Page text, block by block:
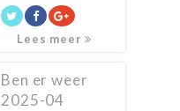
Lees meer
Ben er weer
2025-04